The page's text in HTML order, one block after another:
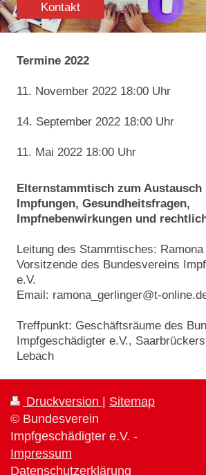
Kontakt
Termine 2022
11. November 2022 18:00 Uhr
14. September 2022 18:00 Uhr
11. Mai 2022 18:00 Uhr
Elternstammtisch zum Austausch
Impfungen, Gesundheitsfragen,
Impfnebenwirkungen und
Leitung des Stammtisches:
Vorsitzende des Bundesvereins
e.V.
Email: ramona_gerlinger@t-
Treffpunkt: Geschäftsräume des
Impfgeschädigter e.V.,
Lebach
Druckversion
Sitemap
© Bundesverein
Impfgeschädigter e.V. -
Impressum
Datenschutzerklärung